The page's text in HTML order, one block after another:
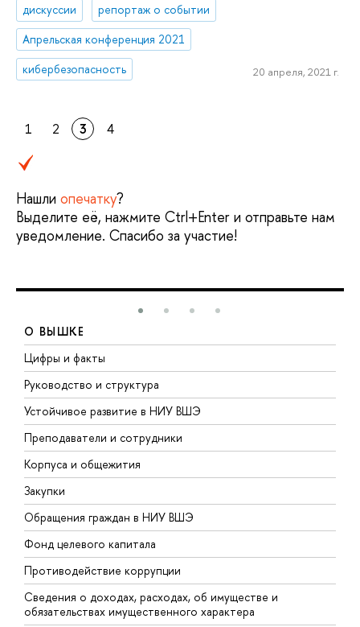
дискуссии
репортаж о событии
Апрельская конференция 2021
кибербезопасность
20 апреля, 2021 г.
1 2 3 4
Нашли опечатку?
Выделите её, нажмите Ctrl+Enter и отправьте нам
уведомление. Спасибо за участие!
О ВЫШКЕ
Цифры и факты
Руководство и структура
Устойчивое развитие в НИУ ВШЭ
Преподаватели и сотрудники
Корпуса и общежития
Закупки
Обращения граждан в НИУ ВШЭ
Фонд целевого капитала
Противодействие коррупции
Сведения о доходах, расходах, об имуществе и
обязательствах имущественного характера